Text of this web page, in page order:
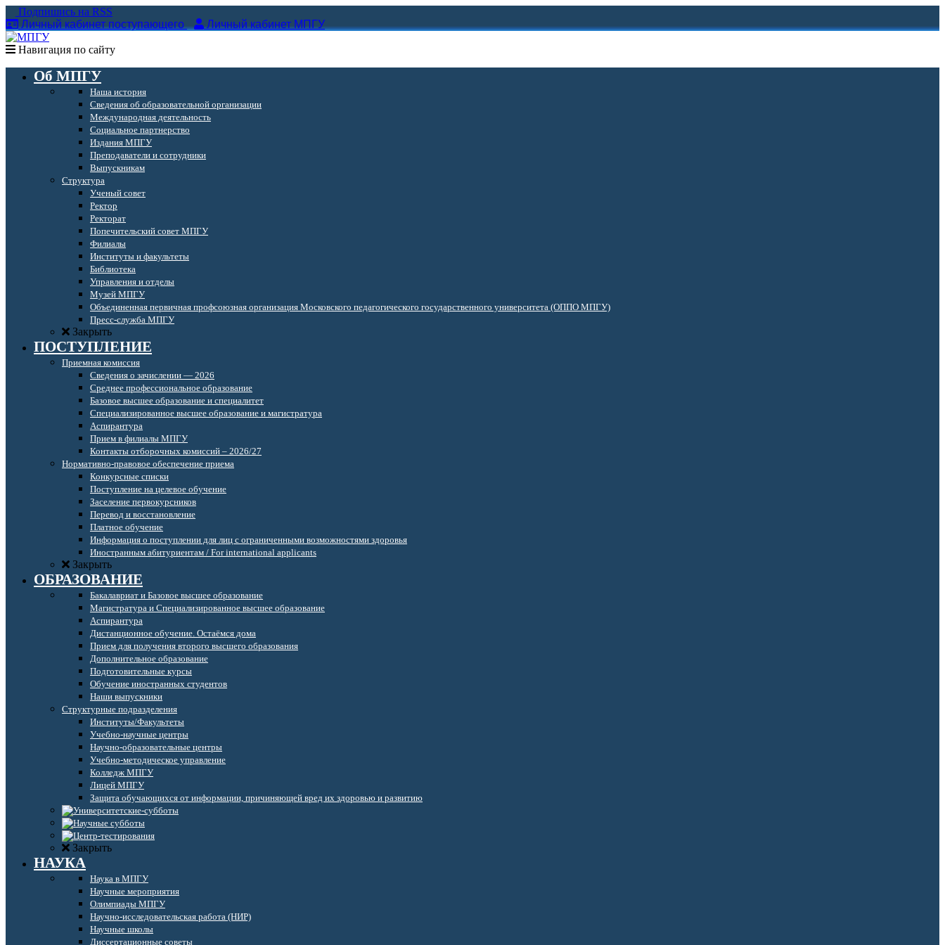
Подпишись на RSS
Личный кабинет поступающего
Личный кабинет МПГУ
Навигация по сайту
Об МПГУ
Наша история
Сведения об образовательной организации
Международная деятельность
Социальное партнерство
Издания МПГУ
Преподаватели и сотрудники
Выпускникам
Структура
Ученый совет
Ректор
Ректорат
Попечительский совет МПГУ
Филиалы
Институты и факультеты
Библиотека
Управления и отделы
Музей МПГУ
Объединенная первичная профсоюзная организация Московского педагогического государственного университета (ОППО МПГУ)
Пресс-служба МПГУ
Закрыть
ПОСТУПЛЕНИЕ
Приемная комиссия
Сведения о зачислении — 2026
Среднее профессиональное образование
Базовое высшее образование и специалитет
Специализированное высшее образование и магистратура
Аспирантура
Прием в филиалы МПГУ
Контакты отборочных комиссий – 2026/27
Нормативно-правовое обеспечение приема
Конкурсные списки
Поступление на целевое обучение
Заселение первокурсников
Перевод и восстановление
Платное обучение
Информация о поступлении для лиц с ограниченными возможностями здоровья
Иностранным абитуриентам / For international applicants
Закрыть
ОБРАЗОВАНИЕ
Бакалавриат и Базовое высшее образование
Магистратура и Специализированное высшее образование
Аспирантура
Дистанционное обучение. Остаёмся дома
Прием для получения второго высшего образования
Дополнительное образование
Подготовительные курсы
Обучение иностранных студентов
Наши выпускники
Структурные подразделения
Институты/Факультеты
Учебно-научные центры
Научно-образовательные центры
Учебно-методическое управление
Колледж МПГУ
Лицей МПГУ
Защита обучающихся от информации, причиняющей вред их здоровью и развитию
Закрыть
НАУКА
Наука в МПГУ
Научные мероприятия
Олимпиады МПГУ
Научно-исследовательская работа (НИР)
Научные школы
Диссертационные советы